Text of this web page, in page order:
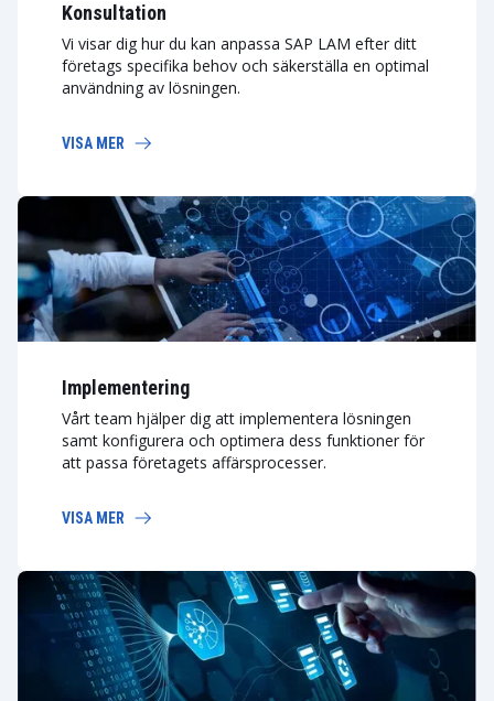
Konsultation
Vi visar dig hur du kan anpassa SAP LAM efter ditt
företags specifika behov och säkerställa en optimal
användning av lösningen.
VISA MER
Implementering
Vårt team hjälper dig att implementera lösningen
samt konfigurera och optimera dess funktioner för
att passa företagets affärsprocesser.
VISA MER